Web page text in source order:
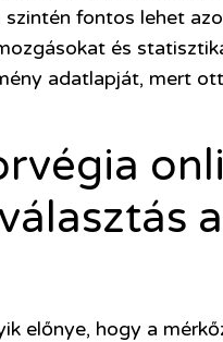
fontos lehet
és
adatlapját, mert
a
előnye, hogy a